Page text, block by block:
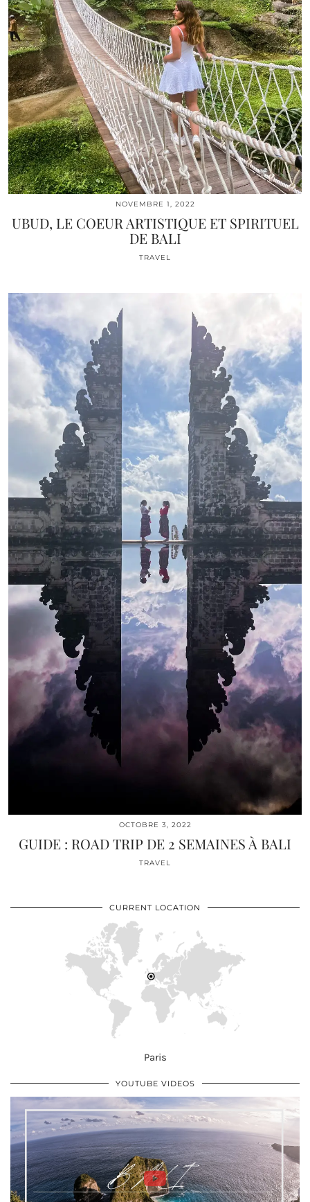
NOVEMBRE 1, 2022
UBUD, LE COEUR ARTISTIQUE ET SPIRITUEL
DE BALI
TRAVEL
OCTOBRE 3, 2022
GUIDE : ROAD TRIP DE 2 SEMAINES À BALI
TRAVEL
CURRENT LOCATION
Paris
YOUTUBE VIDEOS